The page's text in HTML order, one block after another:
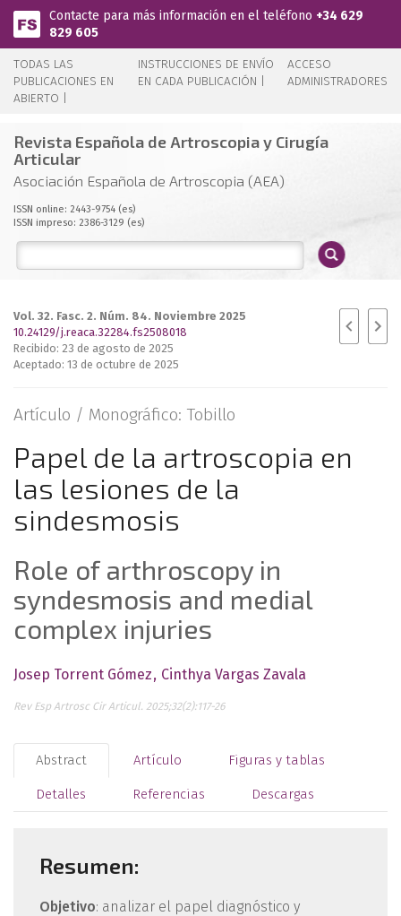
Pasar al contenido principal
Contacte para más información en el teléfono +34 629
829 605
TODAS LAS
PUBLICACIONES EN
ABIERTO |
INSTRUCCIONES DE ENVÍO
EN CADA PUBLICACIÓN |
ACCESO
ADMINISTRADORES
Revista Española de Artroscopia y Cirugía
Articular
Asociación Española de Artroscopia (AEA)
ISSN online: 2443-9754 (es)
ISSN impreso: 2386-3129 (es)
Vol. 32. Fasc. 2. Núm. 84. Noviembre 2025
10.24129/j.reaca.32284.fs2508018
Recibido: 23 de agosto de 2025
Aceptado: 13 de octubre de 2025
Artículo / Monográfico: Tobillo
Papel de la artroscopia en
las lesiones de la
sindesmosis
Role of arthroscopy in
syndesmosis and medial
complex injuries
Josep Torrent Gómez Cinthya Vargas Zavala
Rev Esp Artrosc Cir Articul. 2025;32(2):117-26
Abstract Artículo Figuras y tablas
Detalles Referencias Descargas
Resumen:
Objetivo: analizar el papel diagnóstico y